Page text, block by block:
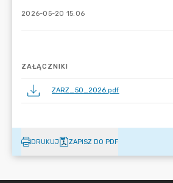
2026-05-20 15:06
ZAŁĄCZNIKI
ZARZ_50_2026.pdf
DRUKUJ ZAPISZ DO PDF